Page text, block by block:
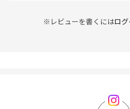
※レビューを書くにはログ